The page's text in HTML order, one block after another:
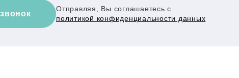
Отправляя, Вы соглашаетесь с
политикой конфиденциальности данных